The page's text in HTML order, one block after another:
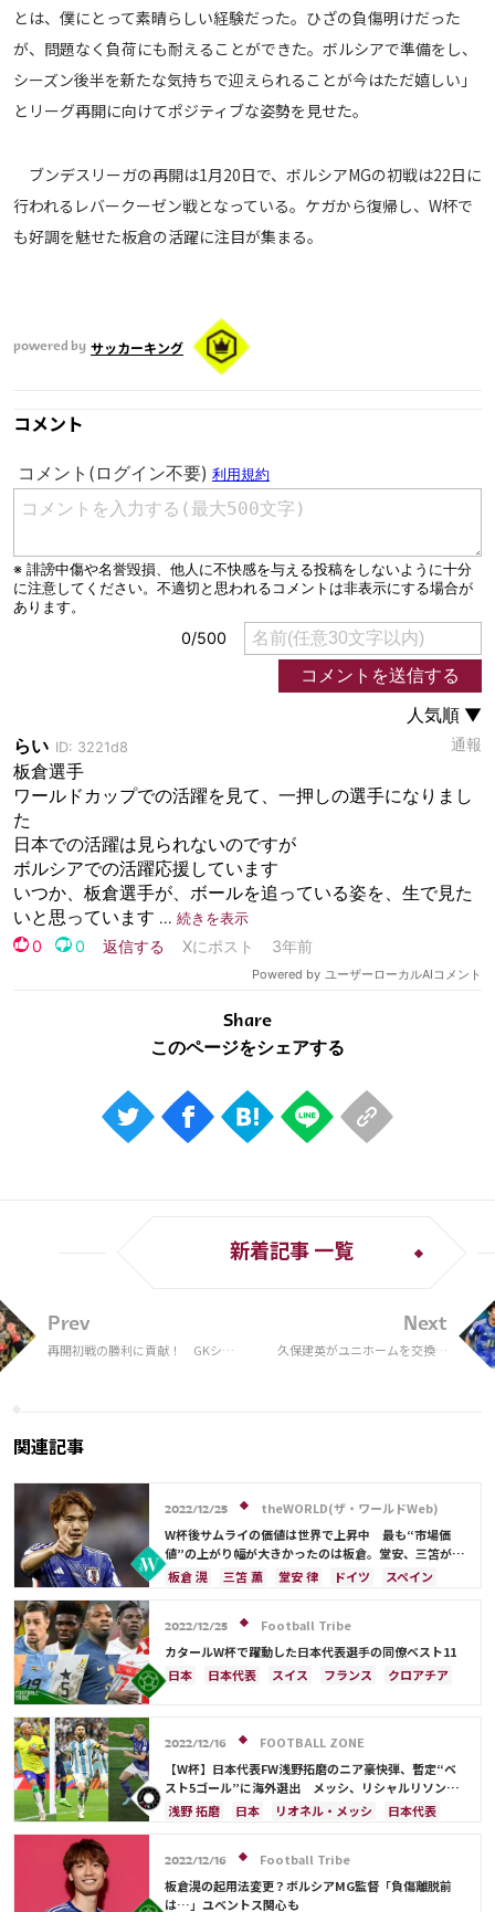
ご利用にあたって
お問い合わせ
とは、僕にとって素晴らしい経験だった。ひざの負傷明けだった
が、問題なく負荷にも耐えることができた。ボルシアで準備をし、
シーズン後半を新たな気持ちで迎えられることが今はただ嬉しい」
とリーグ再開に向けてポジティブな姿勢を見せた。
ブンデスリーガの再開は1月20日で、ボルシアMGの初戦は22日に
行われるレバークーゼン戦となっている。ケガから復帰し、W杯で
も好調を魅せた板倉の活躍に注目が集まる。
powered by サッカーキング
コメント
Share
Prev
再開初戦の勝利に貢献！ GKシュ
新着記事 一覧
Next
久保建英がユニホームを交換し
関連記事
2022/12/25
theWORLD(ザ・ワールドWeb)
W杯後サムライの価値は世界で上昇中 最も“市場価
値”の上がり幅が大きかったのは板倉。堂安、三笘が続
く
板倉 滉 三笘 薫 堂安 律 ドイツ
スペイン
クロアチア
浅野 拓磨 守田 英正
スイス
オーストラリア 日本代表
2022/12/25
Football Tribe
カタールW杯で躍動した日本代表選手の同僚ベスト11
日本
日本代表 スイス フランス
クロアチア
カタール
オランダ ポルトガル
韓国
三笘 薫 キリアン・ムバッペ
前田 大然
冨安 健洋
ドイツ セルビア
ブラジル
南野 拓実
守田 英正 リオネル・メッシ
2022/12/16
FOOTBALL ZONE
【W杯】日本代表FW浅野拓磨のニア豪快弾、暫定“ベ
スト5ゴール”に海外選出 メッシ、リシャルリソンら
豪華メンバーが揃う
浅野 拓磨 日本 リオネル・メッシ
日本代表
マヌエル・ノイアー
サウジアラビア
スイス
イングランド ポルトガル
ブラジル
アルゼンチン
ウェールズ
2022/12/16
Football Tribe
板倉滉の起用法変更？ボルシアMG監督「負傷離脱前
は…」ユベントス関心も